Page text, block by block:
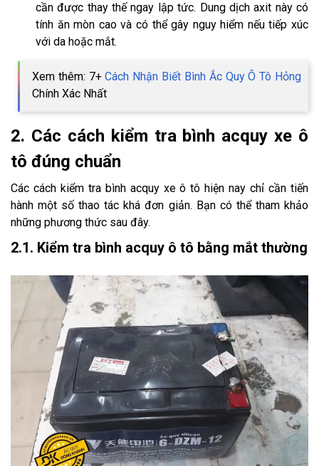
cần được thay thế ngay lập tức. Dung dịch axit này có
tính ăn mòn cao và có thể gây nguy hiểm nếu tiếp xúc
với da hoặc mắt.
Xem thêm: 7+Cách Nhận Biết Bình Ắc Quy Ô Tô Hỏng
Chính Xác Nhất
2. Các cách kiểm tra bình acquy xe ô
tô đúng chuẩn
Các cách kiểm tra bình acquy xe ô tô hiện nay chỉ cần tiến
hành một số thao tác khá đơn giản. Bạn có thể tham khảo
những phương thức sau đây.
2.1. Kiểm tra bình acquy ô tô bằng mắt thường